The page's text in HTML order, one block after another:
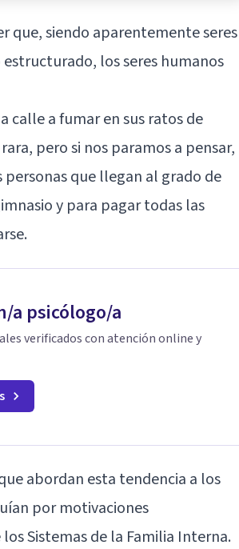
que, siendo aparentemente seres
los seres humanos
calle a fumar en sus ratos de
pero si nos paramos a pensar,
que llegan al grado de
y para pagar todas las
a psicólogo/a
verificados con atención online y
abordan esta tendencia a los
por motivaciones
Sistemas de la Familia Interna.